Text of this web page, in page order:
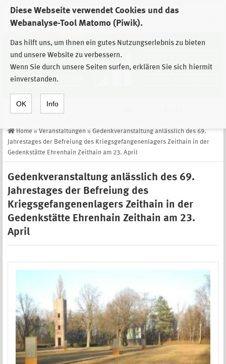
Diese Webseite verwendet Cookies und das
Webanalyse-Tool Matomo (Piwik).
Das hilft uns, um Ihnen ein gutes Nutzungserlebnis zu bieten
und unsere Website zu verbessern.
Wenn Sie durch unsere Seiten surfen, erklären Sie sich hiermit
einverstanden.
OK Info
Zur Auswahl der Einrichtungen der
Stiftung Sächsische Gedenkstätten
Home » Veranstaltungen » Gedenkveranstaltung anlässlich des 69.
Jahrestages der Befreiung des Kriegsgefangenenlagers Zeithain in der
Gedenkstätte Ehrenhain Zeithain am 23. April
Gedenkveranstaltung anlässlich des 69.
Jahrestages der Befreiung des
Kriegsgefangenenlagers Zeithain in der
Gedenkstätte Ehrenhain Zeithain am 23.
April